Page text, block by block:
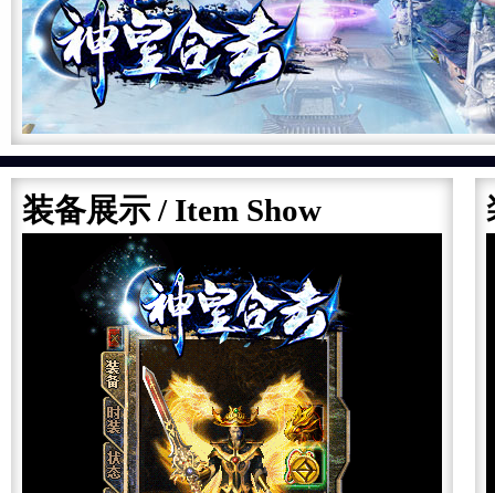
装备展示 / Item Show